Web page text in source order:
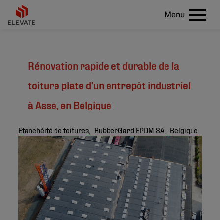
Menu
Rénovation rapide et durable de la
toiture plate d’un entrepôt industriel
à Asse, en Belgique
Etanchéité de toitures, RubberGard EPDM SA, Belgique